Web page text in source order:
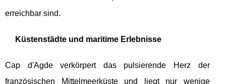
erreichbar sind.
Küstenstädte und maritime Erlebnisse
Cap d'Agde verkörpert das pulsierende Herz der
französischen Mittelmeerküste und liegt nur wenige